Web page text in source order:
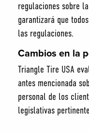
regulaciones sobre
garantizará que
las regulaciones.
Cambios en la
Triangle Tire USA
antes mencionada
personal de los
legislativas